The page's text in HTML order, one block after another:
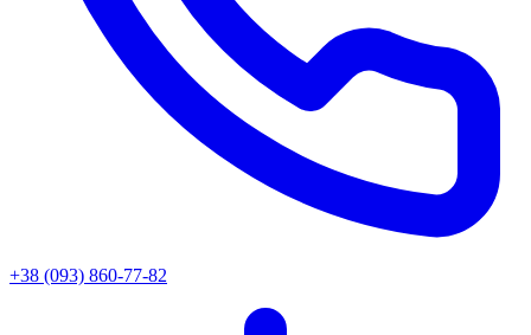
+38 (093) 860-77-82